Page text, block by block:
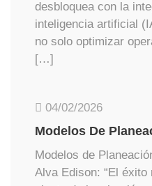
desbloquea con la
inteligencia artificial
no solo optimizar
[…]
04/02/2026
Modelos De
Modelos de
Alva Edison: “El éxito